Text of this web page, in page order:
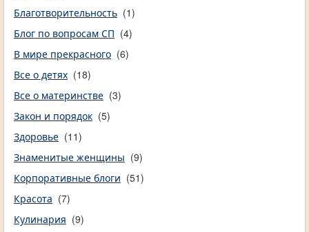
Благотворительность (1)
Блог по вопросам СП (4)
В мире прекрасного (6)
Все о детях (18)
Все о материнстве (3)
Закон и порядок (5)
Здоровье (11)
Знаменитые женщины (9)
Корпоративные блоги (51)
Красота (7)
Кулинария (9)